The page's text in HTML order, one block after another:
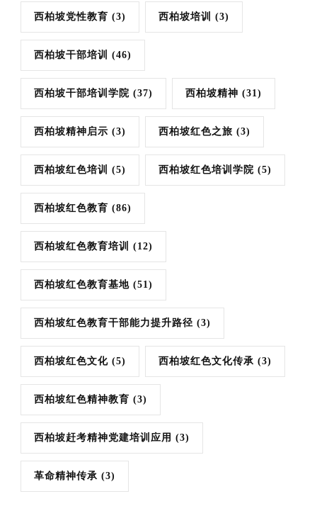
西柏坡党性教育 (3) 西柏坡培训 (3)
西柏坡干部培训 (46)
西柏坡干部培训学院 (37) 西柏坡精神 (31)
西柏坡精神启示 (3) 西柏坡红色之旅 (3)
西柏坡红色培训 (5) 西柏坡红色培训学院 (5)
西柏坡红色教育 (86)
西柏坡红色教育培训 (12)
西柏坡红色教育基地 (51)
西柏坡红色教育干部能力提升路径 (3)
西柏坡红色文化 (5) 西柏坡红色文化传承 (3)
西柏坡红色精神教育 (3)
西柏坡赶考精神党建培训应用 (3)
革命精神传承 (3)